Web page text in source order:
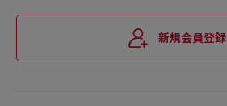
新規会員登録